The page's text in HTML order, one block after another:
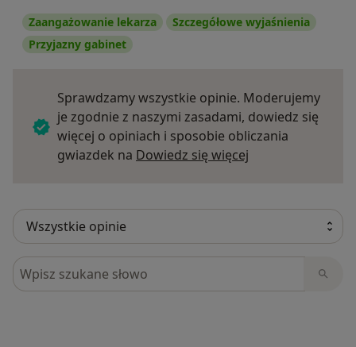
Zaangażowanie lekarza
Szczegółowe wyjaśnienia
Przyjazny gabinet
Sprawdzamy wszystkie opinie. Moderujemy
je zgodnie z naszymi zasadami, dowiedz się
więcej o opiniach i sposobie obliczania
gwiazdek na Dowiedz się więcej
Szukaj w opiniach